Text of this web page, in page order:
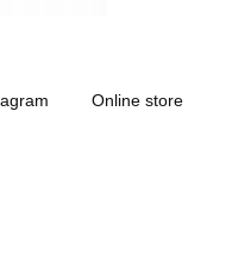
Online store